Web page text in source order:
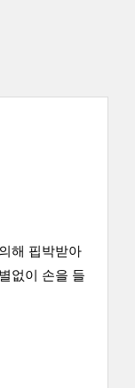
해 핍박받아
없이 손을 들